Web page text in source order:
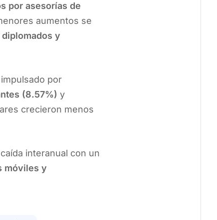
por asesorías de
aumentos se
diplomados y
impulsado por
(8.57%) y
crecieron menos
interanual con un
móviles y